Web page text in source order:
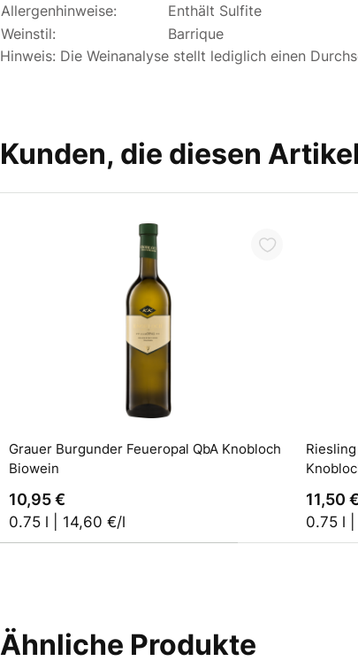
Allergenhinweise:
Enthält Sulfite
Weinstil:
Barrique
Hinweis: Die Weinanalyse stellt lediglich einen
Kunden, die diesen
In den Warenkorb
Grauer Burgunder Feueropal QbA Knobloch
Biowein
10,95 €
0.75 l | 14,60 €/l
11,50 €
0.75 l
Ähnliche Produkte